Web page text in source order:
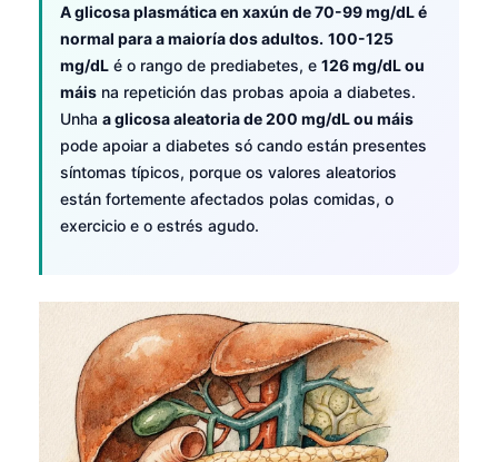
A glicosa plasmática en xaxún de 70-99 mg/dL é
normal para a maioría dos adultos. 100-125
mg/dL é o rango de prediabetes, e 126 mg/dL ou
máis na repetición das probas apoia a diabetes.
Unha a glicosa aleatoria de 200 mg/dL ou máis
pode apoiar a diabetes só cando están presentes
síntomas típicos, porque os valores aleatorios
están fortemente afectados polas comidas, o
exercicio e o estrés agudo.